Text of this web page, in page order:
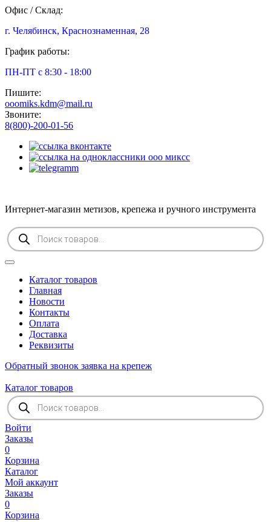
Офис / Склад:
г. Челябинск, Краснознаменная, 28
График работы:
ПН-ПТ с 8:30 - 18:00
Пишите:
ooomiks.kdm@mail.ru
Звоните:
8(800)-200-01-56
Интернет-магазин метизов, крепежа и ручного инструмента
Поиск
товаров
Каталог товаров
Главная
Новости
Контакты
Оплата
Доставка
Реквизиты
Обратный звонок заявка на крепеж
Каталог товаров
Поиск
товаров
Войти
Заказы
0
Корзина
Каталог
Мой аккаунт
Заказы
0
Корзина